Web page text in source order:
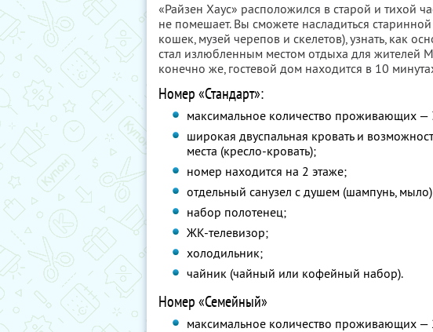
«Райзен Хаус» расположился в старой и тихой
не помешает. Вы сможете насладиться
кошек, музей черепов и скелетов), узнать, как
стал излюбленным местом отдыха для жителей
конечно же, гостевой дом находится в 10
Номер «Стандарт»:
максимальное количество проживающих —
широкая двуспальная кровать и
места (кресло-кровать);
номер находится на 2 этаже;
отдельный санузел с душем (шампунь,
набор полотенец;
ЖК-телевизор;
холодильник;
чайник (чайный или кофейный набор).
Номер «Семейный»
максимальное количество проживающих —